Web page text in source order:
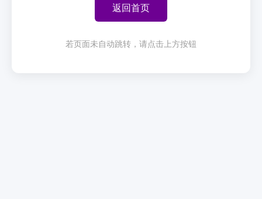
返回首页
若页面未自动跳转，请点击上方按钮